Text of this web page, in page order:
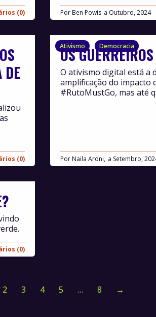
(0) Por Ben Powis Outubro, 2024
DE
(0)
Ativismo Democracia
OS
Por Naila Aroni, Setembro,
O ativismo digital está a
amplificação do impacto
#RutoMustGo, mas até
(0)
2 3 4 5 … 8 →